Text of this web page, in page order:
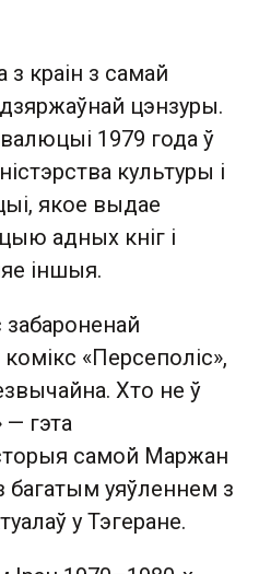
краін з самай
цэнзуры.
1979 года ў
культуры і
якое выдае
адных кніг і
іншыя.
забароненай
комікс «Персеполіс»,
Хто не ў
— гэта
самой Маржан
багатым уяўленнем з
у Тэгеране.